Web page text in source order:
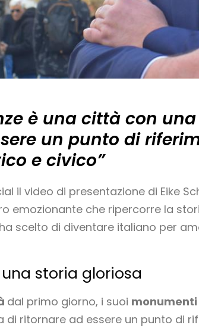
è una città con
un punto di
e civico”
il video di presentazione di Eike
emozionante che ripercorre la
scelto di diventare italiano per
storia gloriosa
dal primo giorno, i suoi monumenti
di ritornare ad essere un punto di